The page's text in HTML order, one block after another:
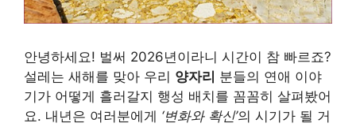
안녕하세요! 벌써 2026년이라니 시간이 참 빠르죠?
설레는 새해를 맞아 우리 양자리 분들의 연애 이야
기가 어떻게 흘러갈지 행성 배치를 꼼꼼히 살펴봤어
요. 내년은 여러분에게 ‘변화와 확신’의 시기가 될 거